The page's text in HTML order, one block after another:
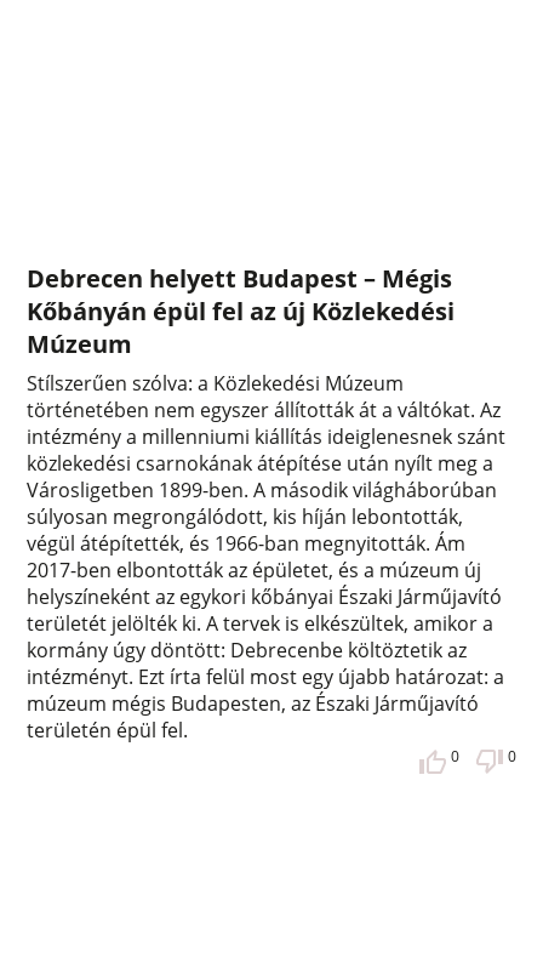
Debrecen helyett Budapest – Mégis
Kőbányán épül fel az új Közlekedési
Múzeum
Stílszerűen szólva: a Közlekedési Múzeum
történetében nem egyszer állították át a váltókat. Az
intézmény a millenniumi kiállítás ideiglenesnek szánt
közlekedési csarnokának átépítése után nyílt meg a
Városligetben 1899-ben. A második világháborúban
súlyosan megrongálódott, kis híján lebontották,
végül átépítették, és 1966-ban megnyitották. Ám
2017-ben elbontották az épületet, és a múzeum új
helyszíneként az egykori kőbányai Északi Járműjavító
területét jelölték ki. A tervek is elkészültek, amikor a
kormány úgy döntött: Debrecenbe költöztetik az
intézményt. Ezt írta felül most egy újabb határozat: a
múzeum mégis Budapesten, az Északi Járműjavító
területén épül fel.
0 0